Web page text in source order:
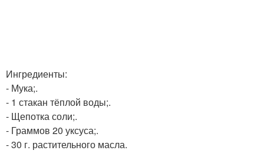
Ингредиенты:
- Мука;.
- 1 стакан тёплой воды;.
- Щепотка соли;.
- Граммов 20 уксуса;.
- 30 г. растительного масла.